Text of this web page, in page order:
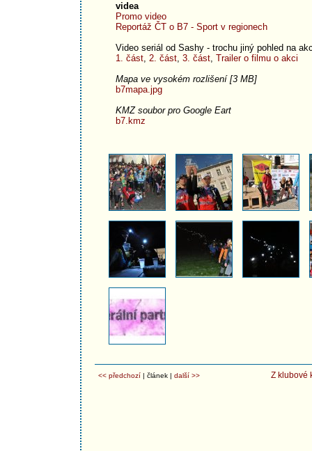
videa
Promo video
Reportáž ČT o B7 - Sport v regionech
Video seriál od Sashy - trochu jiný pohled na
1. část, 2. část, 3. část, Trailer o filmu o akci
Mapa ve vysokém rozlišení [3 MB]
b7mapa.jpg
KMZ soubor pro Google Eart
b7.kmz
<< předchozí | článek | další >> Z klubové